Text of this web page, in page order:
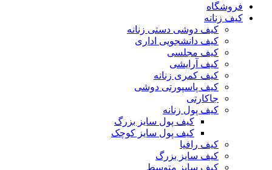
فروشگاه
کیف زنانه
کیف دوشی دستی زنانه
کیف دانشجویی اداری
کیف مجلسی
کیف آرایشی
کیف کمری زنانه
کیف پاسپورتی دوشی
جاکارتی
کیف پول زنانه
کیف پول سایز بزرگ
کیف پول سایز کوچک
کیف رافیا
کیف سایز بزرگ
کیف سایز متوسط